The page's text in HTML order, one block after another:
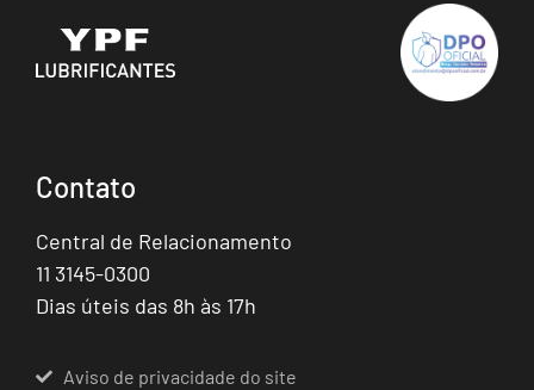
Contato
Central de Relacionamento
11 3145-0300
Dias úteis das 8h às 17h
Aviso de privacidade do site